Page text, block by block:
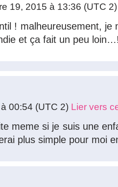
19, 2015 à 13:36 (UTC 2)
! malheureusement,
et ça fait un peu
00:54 (UTC 2) Lier vers
meme si je suis une
plus simple pour moi